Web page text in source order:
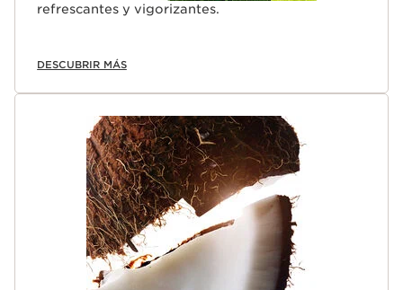
refrescantes y vigorizantes.
DESCUBRIR MÁS